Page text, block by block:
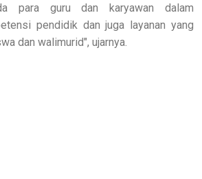
para guru dan karyawan dalam
pendidik dan juga layanan yang
dan walimurid", ujarnya.